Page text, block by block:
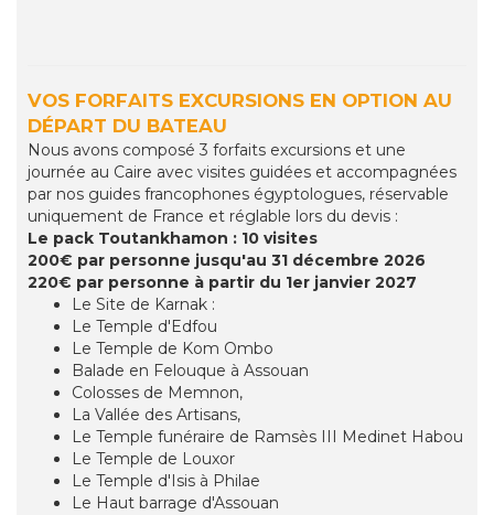
VOS FORFAITS EXCURSIONS EN OPTION AU
DÉPART DU BATEAU
Nous avons composé 3 forfaits excursions et une
journée au Caire avec visites guidées et accompagnées
par nos guides francophones égyptologues, réservable
uniquement de France et réglable lors du devis :
Le pack Toutankhamon : 10 visites
200€ par personne jusqu'au 31 décembre 2026
220€ par personne à partir du 1er janvier 2027
Le Site de Karnak :
Le Temple d'Edfou
Le Temple de Kom Ombo
Balade en Felouque à Assouan
Colosses de Memnon,
La Vallée des Artisans,
Le Temple funéraire de Ramsès III Medinet Habou
Le Temple de Louxor
Le Temple d'Isis à Philae
Le Haut barrage d'Assouan